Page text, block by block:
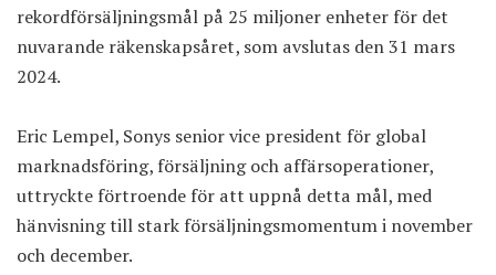
rekordförsäljningsmål på 25 miljoner enheter för det
nuvarande räkenskapsåret, som avslutas den 31 mars
2024.
Eric Lempel, Sonys senior vice president för global
marknadsföring, försäljning och affärsoperationer,
uttryckte förtroende för att uppnå detta mål, med
hänvisning till stark försäljningsmomentum i november
och december.